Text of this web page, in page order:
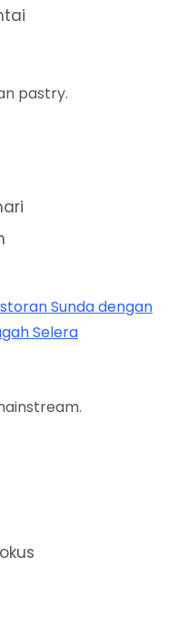
pastry.
Sunda dengan
Selera